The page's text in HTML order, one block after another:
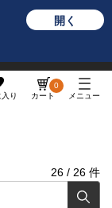
開く
り カート
0
メニュー
26 / 26 件